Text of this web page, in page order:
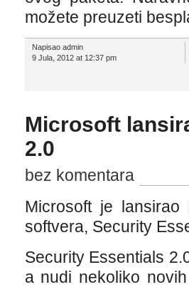
možete preuzeti
Napisao admin
9 Jula, 2012 at 12:37 pm
Microsoft
2.0
bez komentara
Microsoft je lansirao
softvera, Security
Security Essentials
a nudi nekoliko